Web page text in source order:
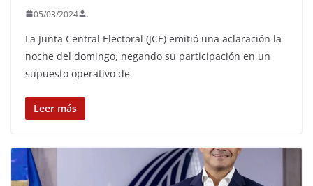
05/03/2024 .
La Junta Central Electoral (JCE) emitió una aclaración la
noche del domingo, negando su participación en un
supuesto operativo de
Leer más